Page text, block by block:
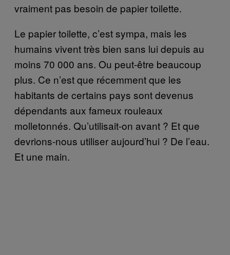
vraiment pas besoin de papier toilette.
Le papier toilette, c’est sympa, mais les
humains vivent très bien sans lui depuis au
moins 70 000 ans. Ou peut-être beaucoup
plus. Ce n’est que récemment que les
habitants de certains pays sont devenus
dépendants aux fameux rouleaux
molletonnés. Qu’utilisait-on avant ? Et que
devrions-nous utiliser aujourd’hui ? De l’eau.
Et une main.